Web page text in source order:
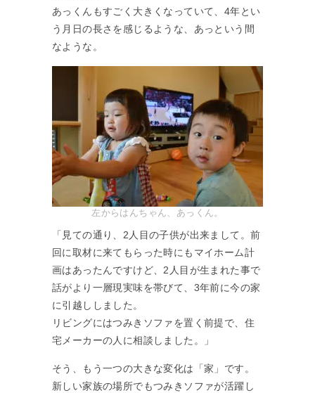
あっくんもすごく大きくなっていて、4年とい
う月日の長さを感じるような、あっという間
なような。
左からはんちゃん、あっくん。
「見ての通り、2人目の子供が出来まして。前
回に取材に来てもらった時にもマイホーム計
画はあったんですけど、2人目が生まれた事で
話がより一層現実味を帯びて、3年前に今の家
に引越ししました。
リビングにはつみきソファを置く前提で、住
宅メーカーの人に相談しました。」
そう、もう一つの大きな変化は「家」です。
新しい家族の場所でもつみきソファが活躍し